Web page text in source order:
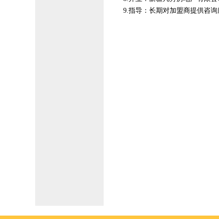
9.指导：长期对加盟商提供咨询